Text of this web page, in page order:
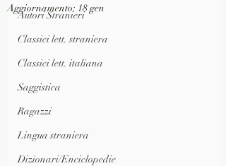
Autori Stranieri
Classici lett. straniera
Classici lett. italiana
Saggistica
Ragazzi
Lingua straniera
Dizionari/Enciclopedie
Aggiornamento: 18 gen